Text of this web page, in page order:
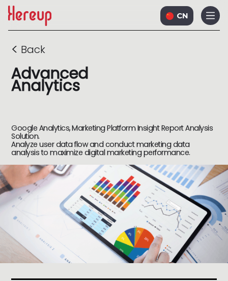
CN
< Back
Advanced
Analytics
Google Analytics, Marketing Platform Insight Report Analysis
Solution.
Analyze user data flow and conduct marketing data
analysis to maximize digital marketing performance.